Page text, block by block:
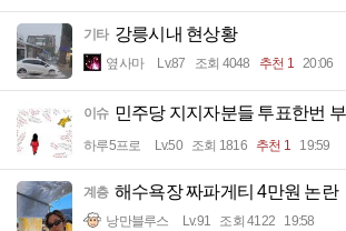
기타 강릉시내 현상황
옆사마 Lv.87 조회 4048 추천 1 20:06
이슈 민주당 지지자분들 투표한번
하루5프로 Lv.50 조회 1816 추천 1 19:59
계층 해수욕장 짜파게티 4만원 논란
낭만블루스 Lv.91 조회 4122 19:58